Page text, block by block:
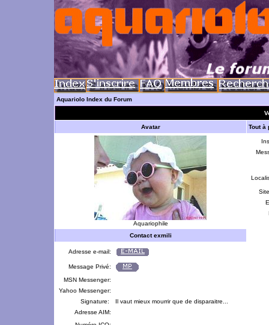
Aquariolo Index du Forum
Avatar Tout à
Aquariophile
Contact exmili
Adresse e-mail:
Message Privé:
MSN Messenger:
Yahoo Messenger:
Signature:
Il vaut mieux mourrir que de disparaitre...
Adresse AIM: